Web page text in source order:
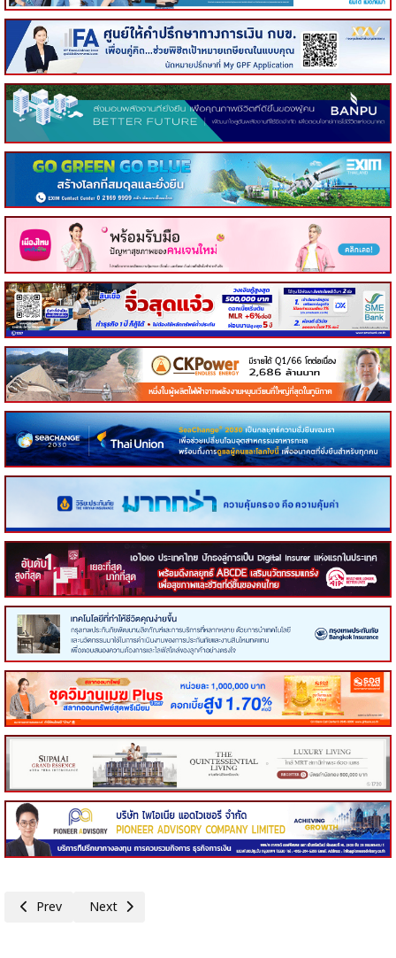
Previous article: กกร. ชี้เศรษฐกิจไทยอ่อนแรง ลุ้นผลเจรจาภาษี เดินหน้า
Prev Next article: กกร. เผย ศก.ไทยปี 68 โตจำกัด สงครามการค้า
Next